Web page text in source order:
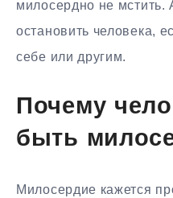
милосердно не мстить.
остановить человека,
себе или другим.
Почему
быть
Милосердие кажется